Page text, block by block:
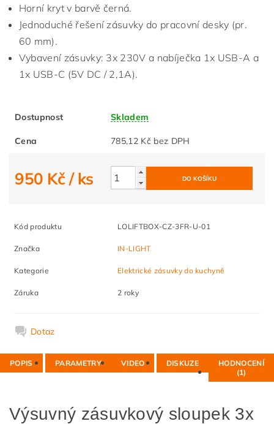
Horní kryt v barvě černá.
Jednoduché řešení zásuvky do pracovní desky (pr.
60 mm).
Vybavení zásuvky: 3x 230V a nabíječka 1x USB-A a
1x USB-C (5V DC / 2,1A).
Dostupnost Skladem
Cena 785,12 Kč bez DPH
950 Kč/ ks
Kód produktu LOLIFTBOX-CZ-3FR-U-01
Značka IN-LIGHT
Kategorie Elektrické zásuvky do kuchyně
Záruka 2 roky
Dotaz
POPIS PARAMETRY VIDEO DISKUZE
HODNOCENÍ
(1)
Výsuvný zásuvkový sloupek 3x